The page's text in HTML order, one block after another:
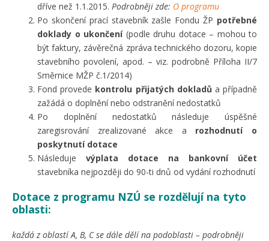
dříve než 1.1.2015. Podrobněji zde: O programu
Po skončení prací stavebník zašle Fondu ŽP potřebné
doklady o ukončení(podle druhu dotace – mohou to
být faktury, závěrečná zpráva technického dozoru, kopie
stavebního povolení, apod. – viz. podrobně Příloha II/7
Směrnice MŽP č.1/2014)
Fond provede kontrolu přijatých dokladů a případně
zažádá o doplnění nebo odstranění nedostatků
Po doplnění nedostatků následuje úspěšné
zaregisrování zrealizované akce a rozhodnutí o
poskytnutí dotace
Následuje výplata dotace na bankovní účet
stavebníka nejpozději do 90-ti dnů od vydání rozhodnutí
Dotace z programu NZÚ se rozdělují na tyto
oblasti:
každá z oblastí A, B, C se dále dělí na podoblasti – podrobněji